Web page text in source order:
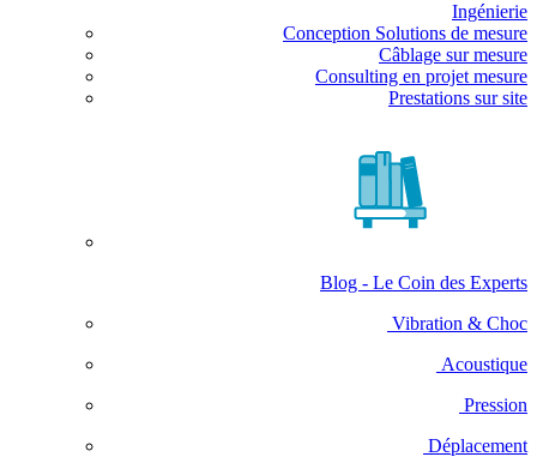
Ingénierie
Conception Solutions de mesure
Câblage sur mesure
Consulting en projet mesure
Prestations sur site
Blog - Le Coin des Experts
Vibration & Choc
Acoustique
Pression
Déplacement